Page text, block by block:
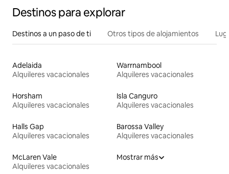
Destinos para explorar
Destinos a un paso de ti Otros tipos de alojamientos
Adelaida
Alquileres vacacionales
Warrnambool
Alquileres vacacionales
Horsham
Alquileres vacacionales
Isla Canguro
Alquileres vacacionales
Halls Gap
Alquileres vacacionales
Barossa Valley
Alquileres vacacionales
McLaren Vale
Alquileres vacacionales
Mostrar más